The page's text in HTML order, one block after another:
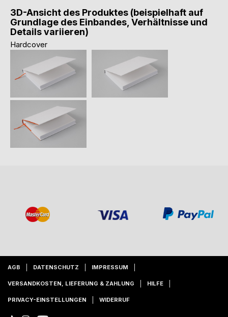
3D-Ansicht des Produktes (beispielhaft auf
Grundlage des Einbandes, Verhältnisse und
Details variieren)
Hardcover
AGB DATENSCHUTZ IMPRESSUM
VERSANDKOSTEN, LIEFERUNG & ZAHLUNG HILFE
PRIVACY-EINSTELLUNGEN WIDERRUF